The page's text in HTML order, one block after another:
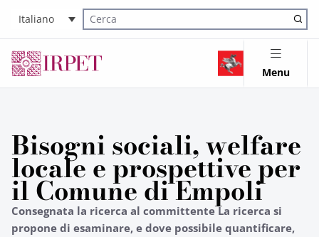
Italiano
Cerca nel sito
Menu
Bisogni sociali, welfare
locale e prospettive per
il Comune di Empoli
Consegnata la ricerca al committente La ricerca si
propone di esaminare, e dove possibile quantificare,